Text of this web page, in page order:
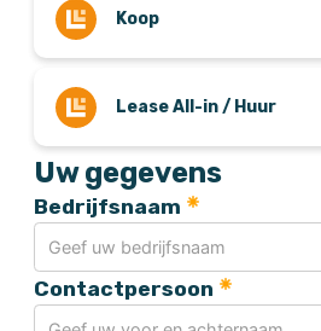
Koop
Lease All-in / Huur
Uw gegevens
Bedrijfsnaam
Contactpersoon